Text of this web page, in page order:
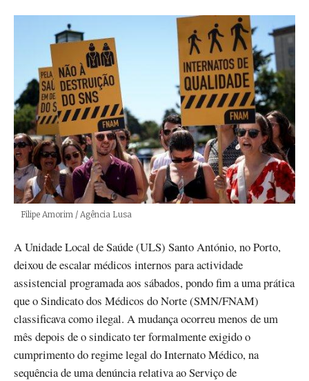
Créditos
Filipe Amorim / Agência Lusa
A Unidade Local de Saúde (ULS) Santo António, no Porto,
deixou de escalar médicos internos para actividade
assistencial programada aos sábados, pondo fim a uma prática
que o Sindicato dos Médicos do Norte (SMN/FNAM)
classificava como ilegal. A mudança ocorreu menos de um
mês depois de o sindicato ter formalmente exigido o
cumprimento do regime legal do Internato Médico, na
sequência de uma denúncia relativa ao Serviço de